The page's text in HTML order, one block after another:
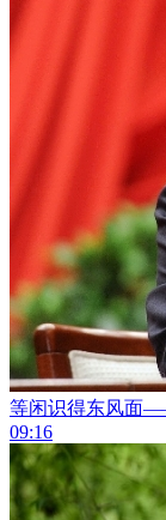
等闲识得东风面
09:16